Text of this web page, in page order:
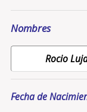
Nombres
Fecha de